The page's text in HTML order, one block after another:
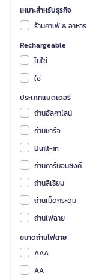
NO BRAND
คาว้า
มิชลิน
โทริยามา
ไทยจราจร
Einhell
HI-TEK
HOTO
LEAKBLOCK
Nataku
RANDY
Vstarcam
พัมคิน
ฮอสโปร
เคมะ
ไจแอ้นท์เท็ค
เหมาะสำหรับธุรกิจ
ร้านคาเฟ่ & อาหาร
Rechargeable
ไม่ใช่
ใช่
ประเภทแบตเตอรี่
ถ่านอัลคาไลน์
ถ่านชาร์จ
Built-in
ถ่านคาร์บอนซิงค์
ถ่านลิเธียม
ถ่านเม็ดกระดุม
ถ่านไฟฉาย
ขนาดถ่านไฟฉาย
AAA
AA